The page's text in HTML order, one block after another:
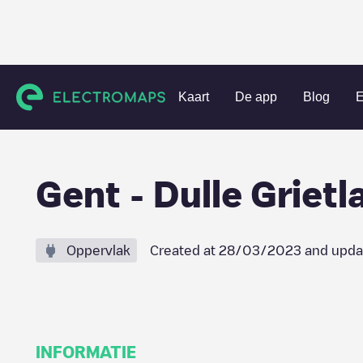
Kaart De app Blog
Charging stations België Oost-Vlaanderen Gent
Gent - Dulle
Oppervlak Created at 28/03/2023 and
INFORMATIE